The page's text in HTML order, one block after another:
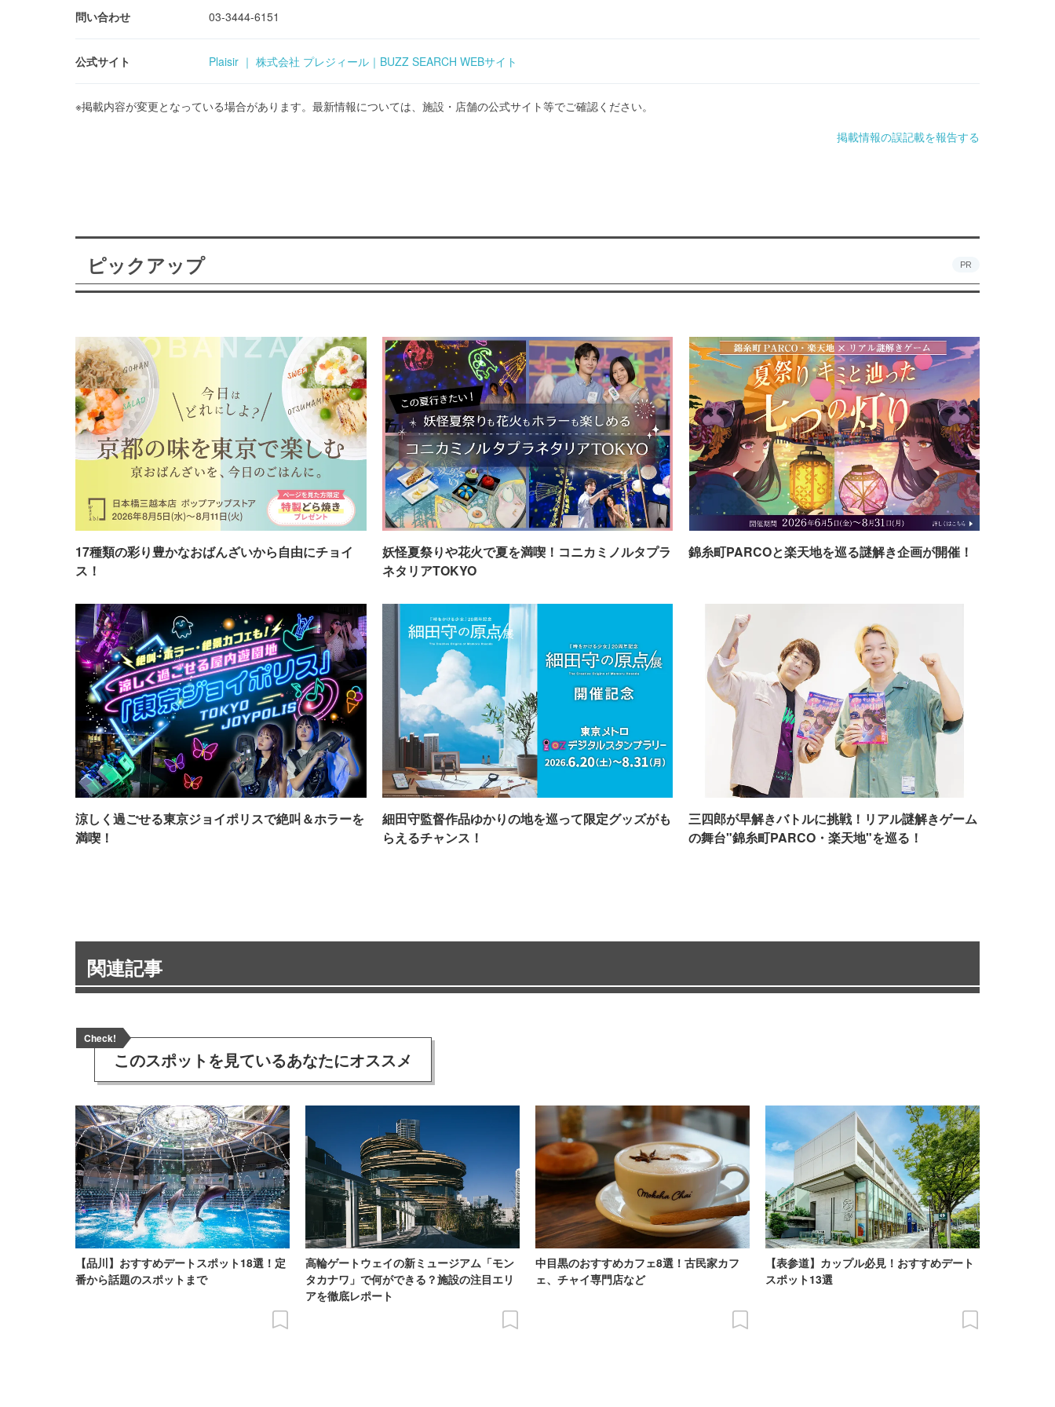
問い合わせ 03-3444-6151
公式サイト Plaisir ｜ 株式会社 プレジィール｜BUZZ SEARCH WEBサイト
※掲載内容が変更となっている場合があります。最新情報については、施設・店舗の公式サイト等でご確認ください。
掲載情報の誤記載を報告する
ピックアップ PR
17種類の彩り豊かなおばんざいから自由にチョイ
ス！
妖怪夏祭りや花火で夏を満喫！コニカミノルタプラ
ネタリアTOKYO
錦糸町PARCOと楽天地を巡る謎解き企画が開催！
涼しく過ごせる東京ジョイポリスで絶叫＆ホラーを
満喫！
細田守監督作品ゆかりの地を巡って限定グッズがも
らえるチャンス！
三四郎が早解きバトルに挑戦！リアル謎解きゲーム
の舞台"錦糸町PARCO・楽天地"を巡る！
関連記事
Check!
このスポットを見ているあなたにオススメ
【品川】おすすめデートスポット18選！定
番から話題のスポットまで
高輪ゲートウェイの新ミュージアム「モン
タカナワ」で何ができる？施設の注目エリ
アを徹底レポート
中目黒のおすすめカフェ8選！古民家カフ
ェ、チャイ専門店など
【表参道】カップル必見！おすすめデート
スポット13選